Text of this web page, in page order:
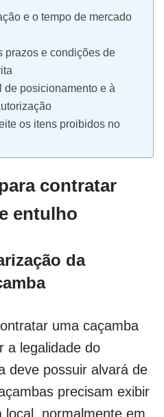
e o tempo de mercado
prazos e condições de
de posicionamento e à
os itens proibidos no
contratar
entulho
da
uma caçamba
a legalidade do
deve possuir alvará de
precisam exibir
local, normalmente em